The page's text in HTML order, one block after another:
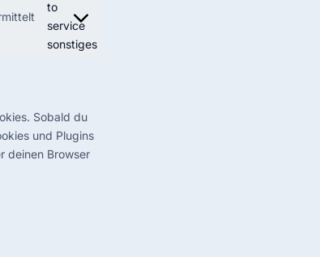
to
service
sonstiges
Sobald du
und Plugins
deinen Browser